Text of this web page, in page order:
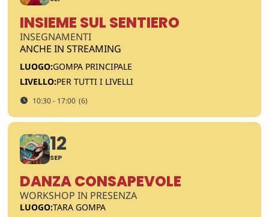
INSIEME SUL SENTIERO
INSEGNAMENTI
ANCHE IN STREAMING
LUOGO:GOMPA PRINCIPALE
LIVELLO:PER TUTTI I LIVELLI
10:30 - 17:00 (6)
12
SEP
DANZA CONSAPEVOLE
WORKSHOP IN PRESENZA
LUOGO:TARA GOMPA